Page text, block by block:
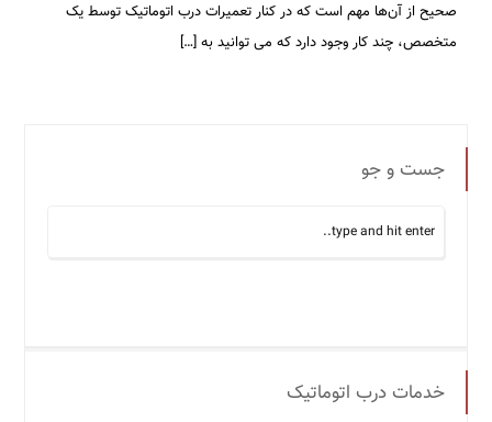
صحیح از آن‌ها مهم است که در کنار تعمیرات درب اتوماتیک توسط یک
متخصص، چند کار وجود دارد که می توانید به […]
جست و جو
خدمات درب اتوماتیک